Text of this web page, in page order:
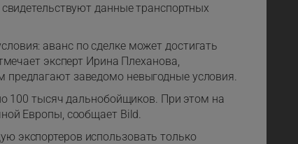
данные транспортных
аванс по сделке может достигать
эксперт Ирина Плеханова,
заведомо невыгодные условия.
100 тысяч дальнобойщиков. При этом на
Европы, сообщает Bild.
экспортеров использовать только